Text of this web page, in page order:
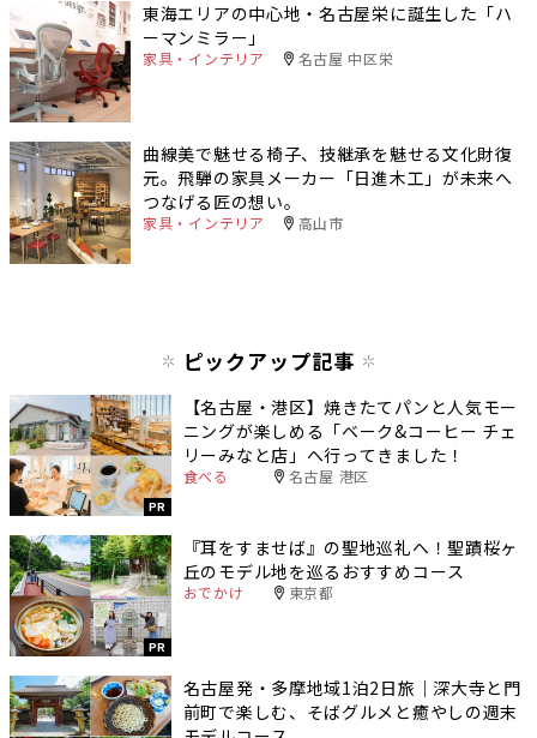
東海エリアの中心地・名古屋栄に誕生した「ハ
ーマンミラー」
家具・インテリア 名古屋 中区栄
曲線美で魅せる椅子、技継承を魅せる文化財復
元。飛騨の家具メーカー「日進木工」が未来へ
つなげる匠の想い。
家具・インテリア 高山市
ピックアップ記事
PR
【名古屋・港区】焼きたてパンと人気モー
ニングが楽しめる「ベーク&コーヒー チェ
リーみなと店」へ行ってきました！
食べる 名古屋 港区
PR
『耳をすませば』の聖地巡礼へ！聖蹟桜ヶ
丘のモデル地を巡るおすすめコース
おでかけ 東京都
名古屋発・多摩地域1泊2日旅｜深大寺と門
前町で楽しむ、そばグルメと癒やしの週末